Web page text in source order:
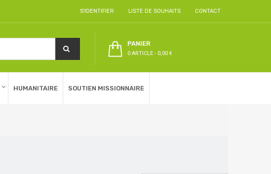
S'IDENTIFIER LISTE DE SOUHAITS CONTACT
PANIER
0 ARTICLE - 0,00 €
HUMANITAIRE SOUTIEN MISSIONNAIRE